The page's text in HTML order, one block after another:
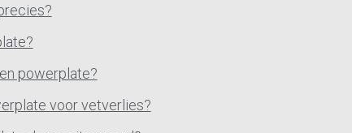
powerplate?
voor vetverlies?